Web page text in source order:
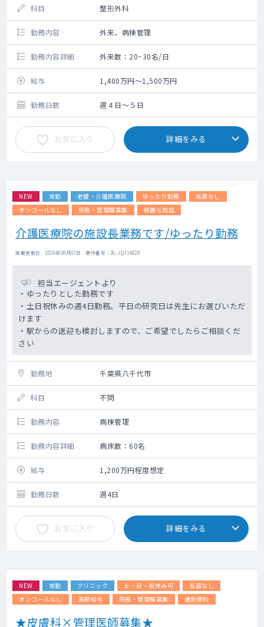
科目 整形外科
勤務内容 外来、病棟管理
勤務内容詳細 外来数：20~30名/日
給与 1,400万円～1,500万円
勤務日数 週４日～５日
お気に入り 詳細をみる
NEW 常勤 老健・介護医療院 ゆったり勤務
当直なし
オンコールなし
院長・管理職募集 綺麗な施設
介護医療院の施設長業務です/ゆったり勤務
掲載更新日 : 2026年08月07日 案件番号 : 26-JQ314828
担当エージェントより
・ゆったりとした勤務です
・土日祝休みの週4日勤務。平日の研究日は先生にお選びいただ
けます
・駅からの送迎も検討しますので、ご希望でしたらご相談くだ
さい
勤務地 千葉県八千代市
科目 不問
勤務内容 病棟管理
勤務内容詳細 病床数：60名
給与 1,200万円程度想定
勤務日数 週4日
お気に入り 詳細をみる
NEW 常勤 クリニック 土・日・祝休み可
当直なし
オンコールなし
高額給与 院長・管理職募集 通勤便利
★皮膚科×管理医師募集★